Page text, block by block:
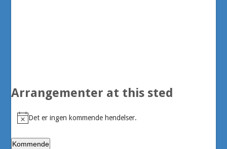
Arrangementer at this sted
Merknad
Det er ingen kommende hendelser.
Kommende